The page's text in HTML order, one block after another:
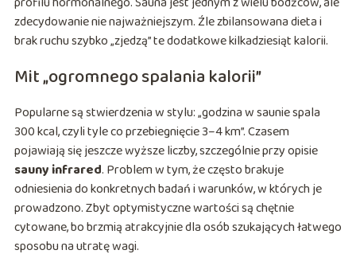
zdecydowanie nie najważniejszym. Źle zbilansowana dieta i
brak ruchu szybko „zjedzą” te dodatkowe kilkadziesiąt kalorii.
Mit „ogromnego spalania kalorii”
Popularne są stwierdzenia w stylu: „godzina w saunie spala
300 kcal, czyli tyle co przebiegnięcie 3–4 km”. Czasem
pojawiają się jeszcze wyższe liczby, szczególnie przy opisie
sauny infrared. Problem w tym, że często brakuje
odniesienia do konkretnych badań i warunków, w których je
prowadzono. Zbyt optymistyczne wartości są chętnie
cytowane, bo brzmią atrakcyjnie dla osób szukających łatwego
sposobu na utratę wagi.